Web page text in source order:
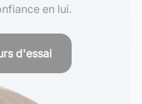
en lui.
d'essai